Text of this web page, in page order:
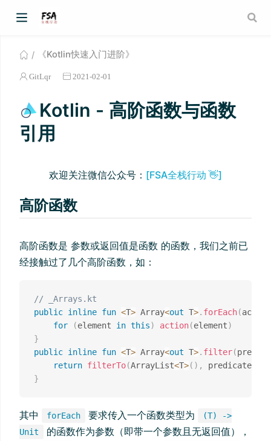
《Kotlin快速入门进阶》
GitLqr 2021-02-01
Kotlin - 高阶函数与函数
引用
欢迎关注微信公众号： [FSA全栈行动 👋]
高阶函数
高阶函数是 参数或返回值是函数 的函数，我们之前已
经接触过了几个高阶函数，如：
// _Arrays.kt
public inline fun <T> Array<out T>. forEach(action
for
(element in this) action(element)
}
public inline fun <T> Array<out T>. filter(
return filterTo(ArrayList<T>( ) , predicate
}
其中 forEach 要求传入一个函数类型为
(T) ->
Unit
的函数作为参数（即带一个参数且无返回值），